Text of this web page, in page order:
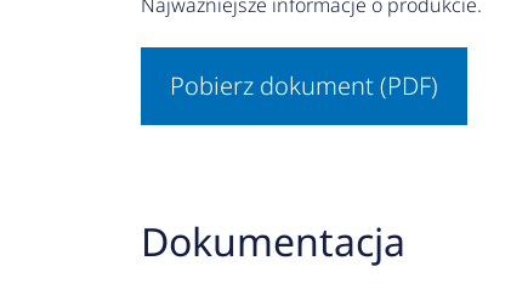
Pobierz dokument (PDF)
Dokumentacja